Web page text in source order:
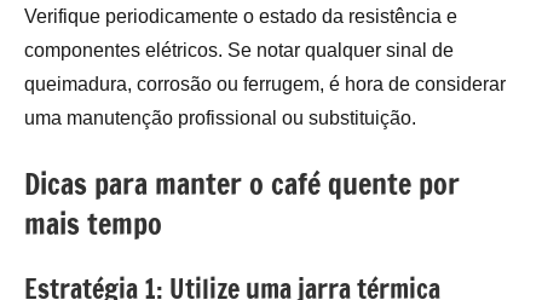
Verifique periodicamente o estado da resistência e
componentes elétricos. Se notar qualquer sinal de
queimadura, corrosão ou ferrugem, é hora de considerar
uma manutenção profissional ou substituição.
Dicas para manter o café quente por
mais tempo
Estratégia 1: Utilize uma jarra térmica